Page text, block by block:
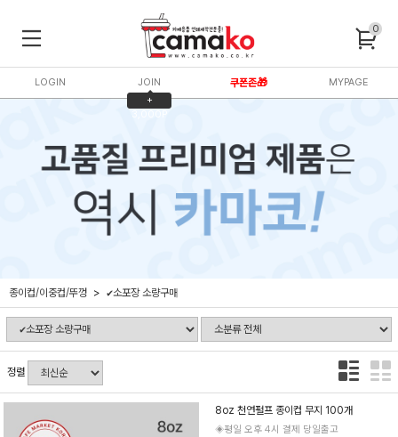
0
LOGIN
JOIN
+
3,000P
쿠폰존🎁 MYPAGE
종이컵/이중컵/뚜껑 ✔소포장 소량구매
정렬
8oz 천연펄프 종이컵 무지 100개
◈평일 오후 4시 결제 당일출고